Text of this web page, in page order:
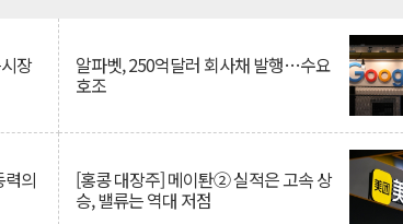
장 알파벳, 250억달러 회사채 발행…수요
호조
의 [홍콩 대장주] 메이퇀② 실적은 고속 상
승, 밸류는 역대 저점